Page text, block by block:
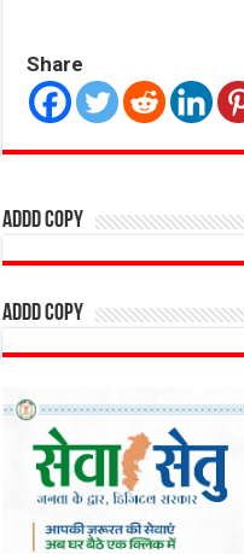
Share
addd copy
addd copy